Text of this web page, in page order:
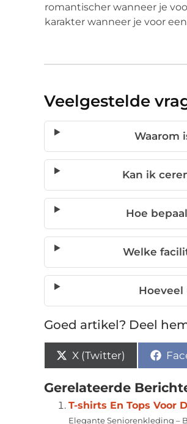
romantischer wanneer je
karakter wanneer je voor
Veelgestelde
Waarom
Kan ik
Hoe
Welke
Goed artikel? Deel
X (Twitter)
Gerelateerde
T-shirts En Tops Voor
Elegante Seniorenkleding –